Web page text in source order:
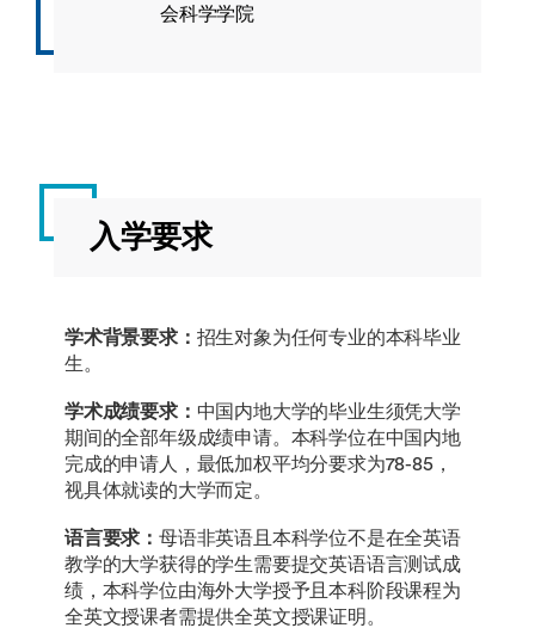
会科学学院
入学要求
学术背景要求： 招生对象为任何专业的本科毕业
生。
学术成绩要求： 中国内地大学的毕业生须凭大学
期间的全部年级成绩申请。本科学位在中国内地
完成的申请人，最低加权平均分要求为78-85，
视具体就读的大学而定。
语言要求： 母语非英语且本科学位不是在全英语
教学的大学获得的学生需要提交英语语言测试成
绩，本科学位由海外大学授予且本科阶段课程为
全英文授课者需提供全英文授课证明。